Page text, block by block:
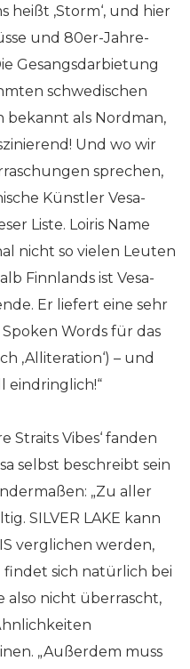
heißt ‚Storm‘, und hier
und 80er-Jahre-
Gesangsdarbietung
schwedischen
bekannt als Nordman,
Und wo wir
sprechen,
Künstler Vesa-
Liste. Loiris Name
nicht so vielen Leuten
Finnlands ist Vesa-
Er liefert eine sehr
Words für das
‚Alliteration‘) – und
eindringlich!“
Straits Vibes‘ fanden
selbst beschreibt sein
„Zu aller
SILVER LAKE kann
verglichen werden,
sich natürlich bei
also nicht überrascht,
„Außerdem muss